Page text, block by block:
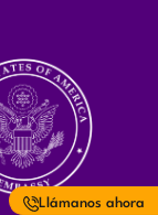
Llámanos ahora